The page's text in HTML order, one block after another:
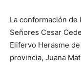
La conformación de
Señores Cesar
Elifervo Herasme
provincia, Juana